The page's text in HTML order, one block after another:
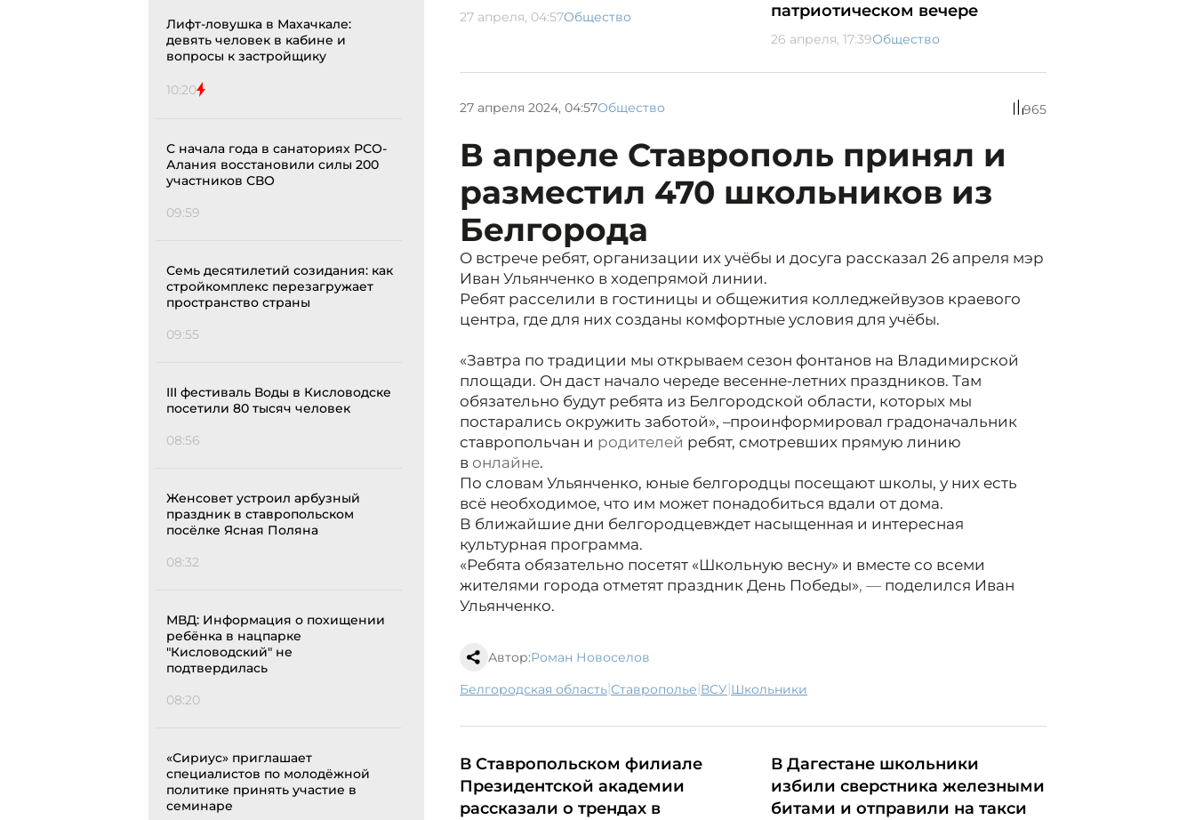
Лифт-ловушка в Махачкале:
девять человек в кабине и
вопросы к застройщику
10:20
С начала года в санаториях РСО-
Алания восстановили силы 200
участников СВО
09:59
Семь десятилетий созидания: как
стройкомплекс перезагружает
пространство страны
09:55
III фестиваль Воды в Кисловодске
посетили 80 тысяч человек
08:56
Женсовет устроил арбузный
праздник в ставропольском
посёлке Ясная Поляна
08:32
МВД: Информация о похищении
ребёнка в нацпарке
"Кисловодский" не
подтвердилась
08:20
«Сириус» приглашает
специалистов по молодёжной
политике принять участие в
семинаре
27 апреля, 04:57Общество
патриотическом вечере
26 апреля, 17:39Общество
27 апреля 2024, 04:57Общество 965
В апреле Ставрополь принял и
разместил 470 школьников из
Белгорода
О встрече ребят, организации их учёбы и досуга рассказал 26 апреля мэр
Иван Ульянченко в ходепрямой линии.
Ребят расселили в гостиницы и общежития колледжейвузов краевого
центра, где для них созданы комфортные условия для учёбы.
«Завтра по традиции мы открываем сезон фонтанов на Владимирской
площади. Он даст начало череде весенне-летних праздников. Там
обязательно будут ребята из Белгородской области, которых мы
постарались окружить заботой», –проинформировал градоначальник
ставропольчан и родителей ребят, смотревших прямую линию
в онлайне.
По словам Ульянченко, юные белгородцы посещают школы, у них есть
всё необходимое, что им может понадобиться вдали от дома.
В ближайшие дни белгородцевждет насыщенная и интересная
культурная программа.
«Ребята обязательно посетят «Школьную весну» и вместе со всеми
жителями города отметят праздник День Победы», — поделился Иван
Ульянченко.
Автор:Роман Новоселов
Белгородская область| Ставрополье| ВСУ| школьники
В Ставропольском филиале
Президентской академии
рассказали о трендах в
В Дагестане школьники
избили сверстника железными
битами и отправили на такси